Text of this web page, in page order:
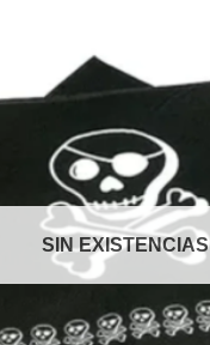
SIN EXISTENCIAS